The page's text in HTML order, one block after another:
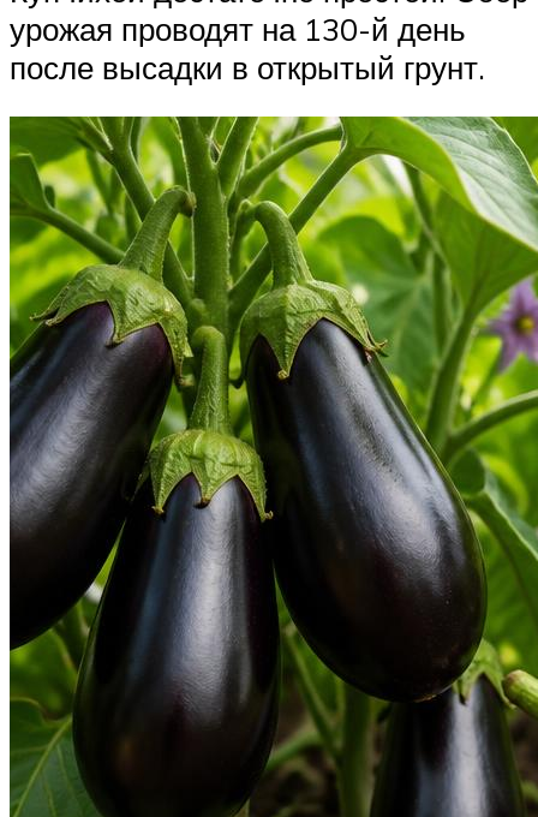
урожая проводят на 130-й день
после высадки в открытый грунт.